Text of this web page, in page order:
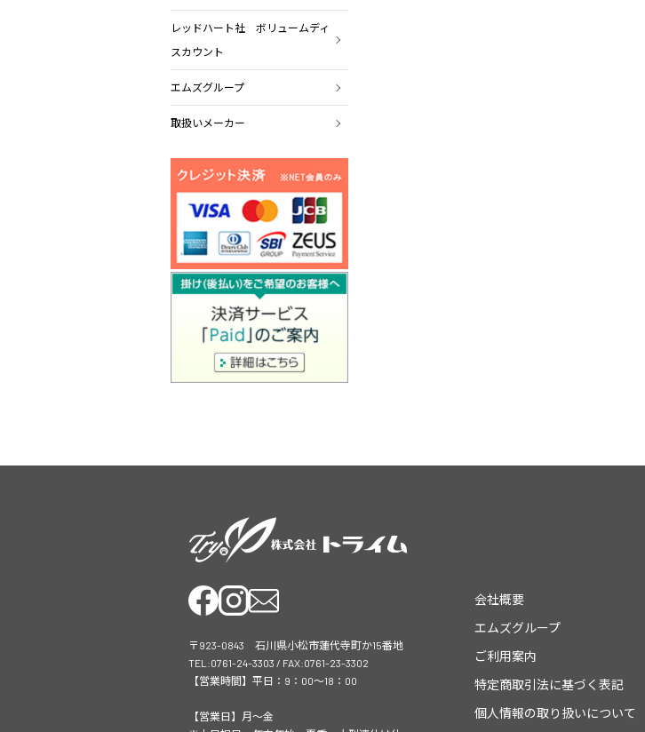
レッドハート社 ボリュームディ
スカウント
エムズグループ
取扱いメーカー
〒923-0843 石川県小松市蓮代寺町か15番地
TEL:0761-24-3303 / FAX:0761-23-3302
【営業時間】平日：9：00～18：00
【営業日】月～金
会社概要
エムズグループ
ご利用案内
特定商取引法に基づく表記
個人情報の取り扱いについて